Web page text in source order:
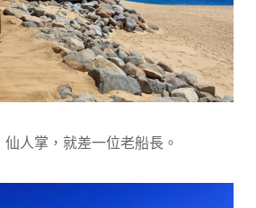
人掌，就差一位老船長。